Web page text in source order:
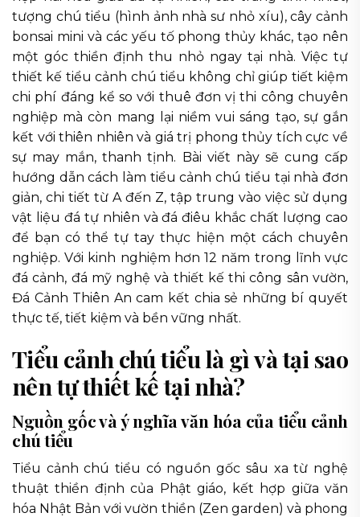
tượng chú tiểu (hình ảnh nhà sư nhỏ xíu), cây cảnh
bonsai mini và các yếu tố phong thủy khác, tạo nên
một góc thiền định thu nhỏ ngay tại nhà. Việc tự
thiết kế tiểu cảnh chú tiểu không chỉ giúp tiết kiệm
chi phí đáng kể so với thuê đơn vị thi công chuyên
nghiệp mà còn mang lại niềm vui sáng tạo, sự gắn
kết với thiên nhiên và giá trị phong thủy tích cực về
sự may mắn, thanh tịnh. Bài viết này sẽ cung cấp
hướng dẫn cách làm tiểu cảnh chú tiểu tại nhà đơn
giản, chi tiết từ A đến Z, tập trung vào việc sử dụng
vật liệu đá tự nhiên và đá điêu khắc chất lượng cao
để bạn có thể tự tay thực hiện một cách chuyên
nghiệp. Với kinh nghiệm hơn 12 năm trong lĩnh vực
đá cảnh, đá mỹ nghệ và thiết kế thi công sân vườn,
Đá Cảnh Thiên An cam kết chia sẻ những bí quyết
thực tế, tiết kiệm và bền vững nhất.
Tiểu cảnh chú tiểu là gì và tại sao
nên tự thiết kế tại nhà?
Nguồn gốc và ý nghĩa văn hóa của tiểu cảnh
chú tiểu
Tiểu cảnh chú tiểu có nguồn gốc sâu xa từ nghệ
thuật thiền định của Phật giáo, kết hợp giữa văn
hóa Nhật Bản với vườn thiền (Zen garden) và phong